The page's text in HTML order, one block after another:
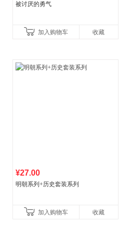
被讨厌的勇气
加入购物车 收藏
¥27.00
明朝系列+历史套装系列
加入购物车 收藏